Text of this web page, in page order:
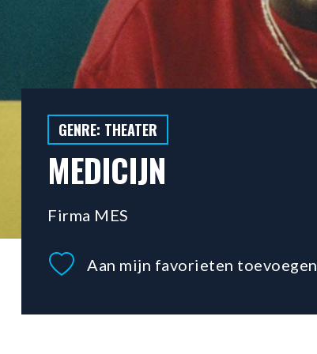
GENRE: THEATER
MEDICIJN
Firma MES
Aan mijn favorieten toevoegen